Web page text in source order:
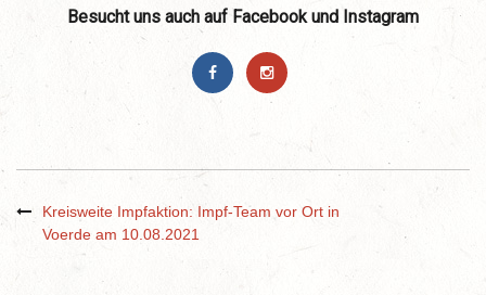
Besucht uns auch auf Facebook und Instagram
Kreisweite Impfaktion: Impf-Team vor Ort in
Voerde am 10.08.2021